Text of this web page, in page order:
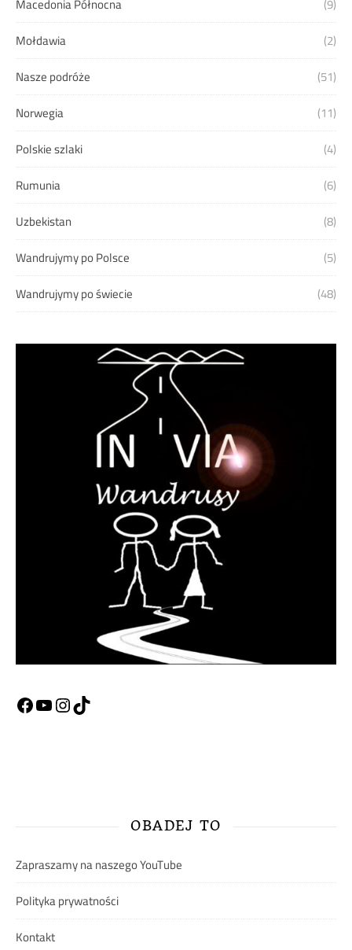
Mołdawia
(2)
Nasze podróże
(51)
Norwegia
(11)
Polskie szlaki
(4)
Rumunia
(6)
Uzbekistan
(8)
Wandrujymy po Polsce
(5)
Wandrujymy po świecie
(48)
Facebook
YouTube
Instagram
OBADEJ TO
Zapraszamy na naszego YouTube
Polityka prywatności
Kontakt